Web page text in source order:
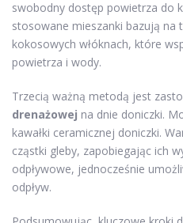
swobodny dostęp powietrza do
stosowane mieszanki bazują na
kokosowych włóknach, które
powietrza i wody.
Trzecią ważną metodą jest
drenażowej na dnie doniczki.
kawałki ceramicznej doniczki.
cząstki gleby, zapobiegając ich
odpływowe, jednocześnie
odpływ.